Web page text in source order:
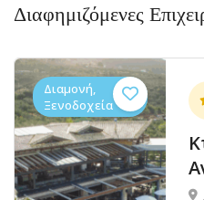
Διαφημιζόμενες
(1381)
Διαμονή,
Ξενοδοχεία